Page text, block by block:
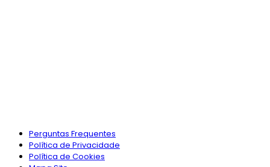
Perguntas Frequentes
Política de Privacidade
Política de Cookies